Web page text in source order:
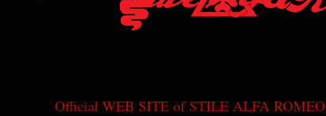
Official WEB SITE of STILE ALFA